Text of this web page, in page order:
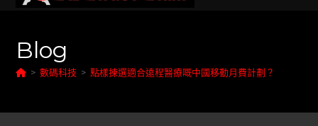
Blog
> 數碼科技 > 點樣揀選適合遠程醫療嘅中國移動月費計劃？